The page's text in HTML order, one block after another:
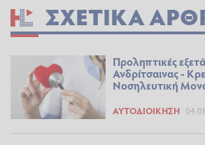
ΣΧΕΤΙΚΆ
Προληπτικές
Ανδρίτσαινας -
Νοσηλευτική
ΑΥΤΟΔΙΟΊΚΗΣΗ